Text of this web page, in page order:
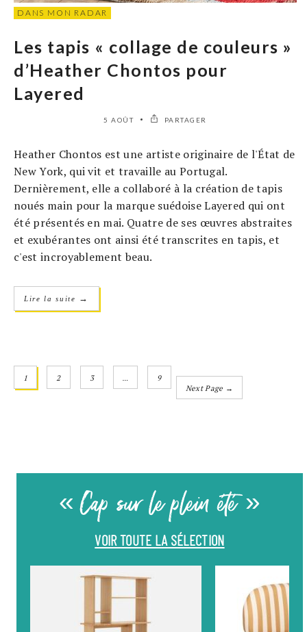
DANS MON RADAR
Les tapis « collage de couleurs »
d’Heather Chontos pour
Layered
5 AOÛT PARTAGER
Heather Chontos est une artiste originaire de l'État de
New York, qui vit et travaille au Portugal.
Dernièrement, elle a collaboré à la création de tapis
noués main pour la marque suédoise Layered qui ont
été présentés en mai. Quatre de ses œuvres abstraites
et exubérantes ont ainsi été transcrites en tapis, et
c'est incroyablement beau.
Lire la suite →
1 2 3
9
Next Page →
« Cap sur le plein été »
VOIR TOUTE LA SÉLECTION